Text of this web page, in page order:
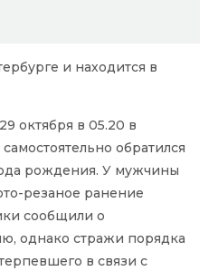
и находится в
октября в 05.20 в
обратился
рождения. У мужчины
резаное ранение
сообщили о
однако стражи порядка
в связи с